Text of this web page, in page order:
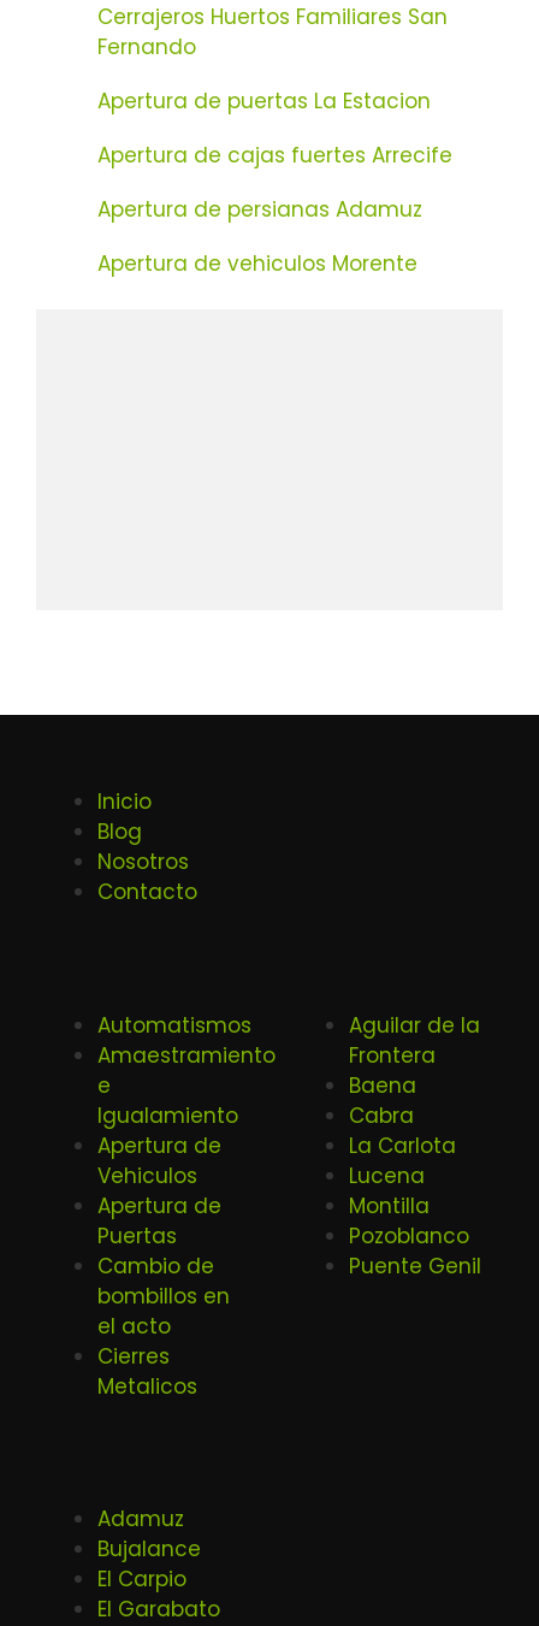
Cerrajeros Huertos Familiares San
Fernando
Apertura de puertas La Estacion
Apertura de cajas fuertes Arrecife
Apertura de persianas Adamuz
Apertura de vehiculos Morente
Inicio
Blog
Nosotros
Contacto
Automatismos
Amaestramiento
e
Igualamiento
Apertura de
Vehiculos
Apertura de
Puertas
Cambio de
bombillos en
el acto
Cierres
Metalicos
Aguilar de la
Frontera
Baena
Cabra
La Carlota
Lucena
Montilla
Pozoblanco
Puente Genil
Adamuz
Bujalance
El Carpio
El Garabato